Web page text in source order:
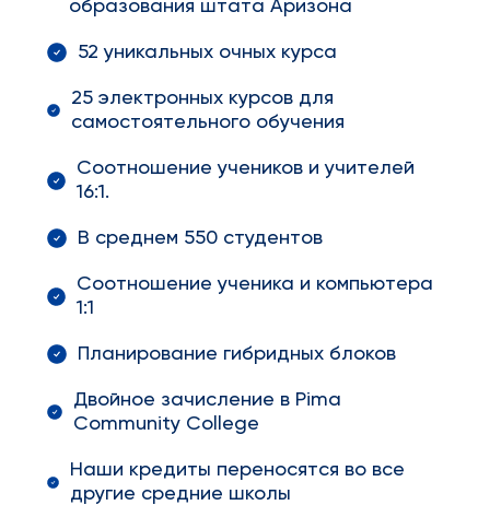
образования штата Аризона
52 уникальных очных курса
25 электронных курсов для
самостоятельного обучения
Соотношение учеников и учителей
16:1.
В среднем 550 студентов
Соотношение ученика и компьютера
1:1
Планирование гибридных блоков
Двойное зачисление в Pima
Community College
Наши кредиты переносятся во все
другие средние школы